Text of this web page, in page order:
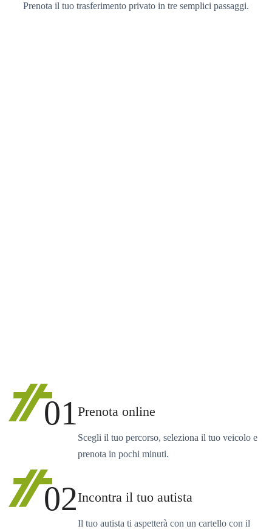
Prenota il tuo trasferimento privato in tre semplici passaggi.
01Prenota online
Scegli il tuo percorso, seleziona il tuo veicolo e
prenota in pochi minuti.
02Incontra il tuo autista
Il tuo autista ti aspetterà con un cartello con il